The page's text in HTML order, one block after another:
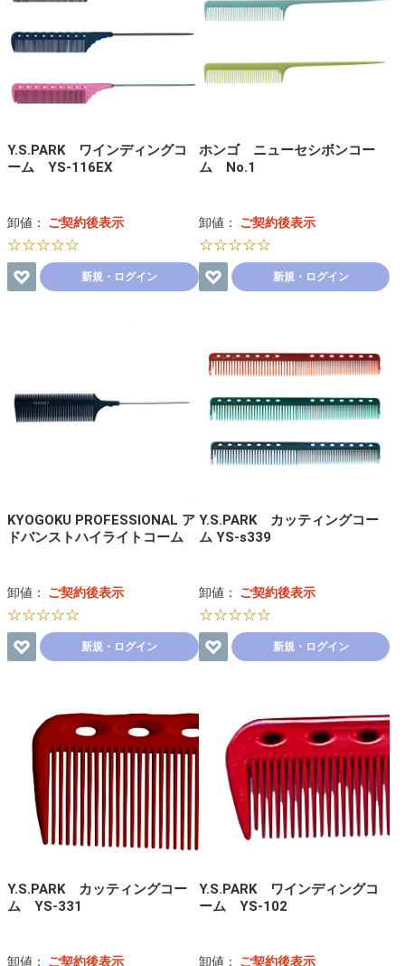
Y.S.PARK ワインディングコ
ーム YS-116EX
卸値： ご契約後表示
☆☆☆☆☆
新規・ログイン
ホンゴ ニューセシボンコー
ム No.1
卸値： ご契約後表示
☆☆☆☆☆
新規・ログイン
KYOGOKU PROFESSIONAL ア
ドバンストハイライトコーム
卸値： ご契約後表示
☆☆☆☆☆
新規・ログイン
Y.S.PARK カッティングコー
ム YS-s339
卸値： ご契約後表示
☆☆☆☆☆
新規・ログイン
Y.S.PARK カッティングコー
ム YS-331
卸値： ご契約後表示
Y.S.PARK ワインディングコ
ーム YS-102
卸値： ご契約後表示